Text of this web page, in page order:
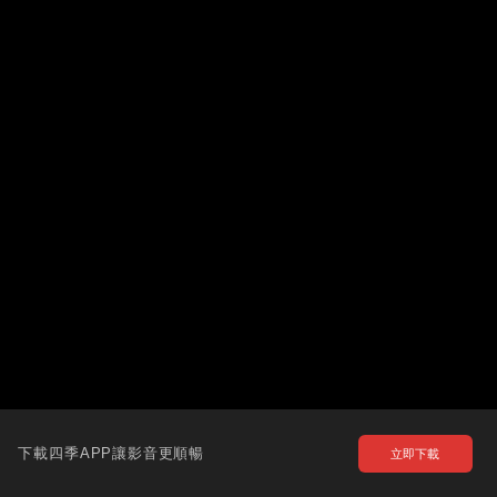
下載四季APP讓影音更順暢 立即下載